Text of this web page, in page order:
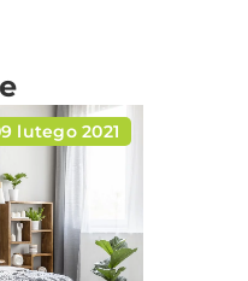
lutego 2021